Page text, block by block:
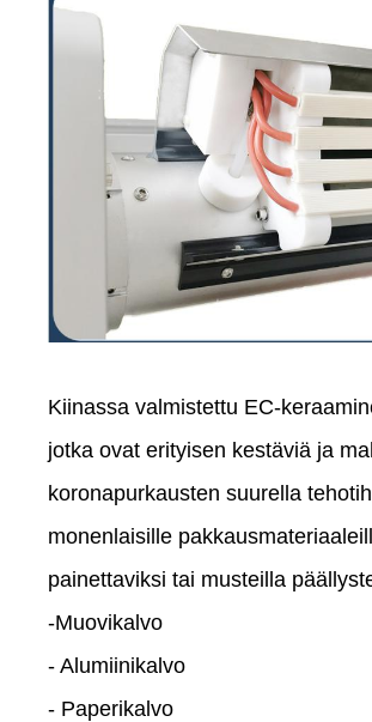
Kiinassa valmistettu EC-
jotka ovat erityisen kestäviä ja
koronapurkausten suurella
monenlaisille
painettaviksi tai musteilla
-Muovikalvo
- Alumiinikalvo
- Paperikalvo